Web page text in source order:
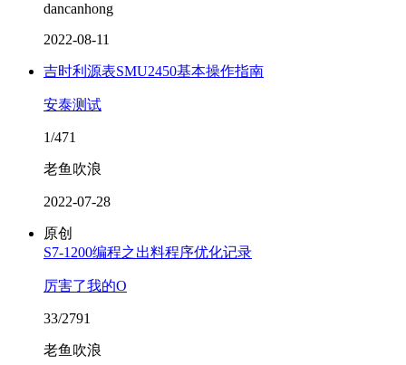
dancanhong
2022-08-11
吉时利源表SMU2450基本操作指南
安泰测试
1/471
老鱼吹浪
2022-07-28
原创
S7-1200编程之出料程序优化记录
厉害了我的O
33/2791
老鱼吹浪